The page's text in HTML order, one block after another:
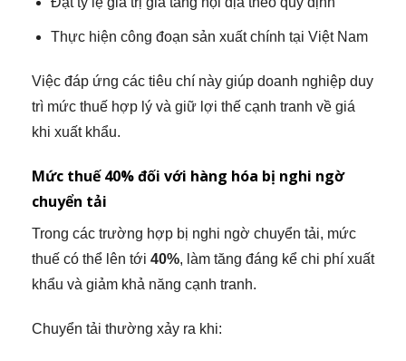
Thực hiện công đoạn sản xuất chính tại Việt Nam
Việc đáp ứng các tiêu chí này giúp doanh nghiệp duy
trì mức thuế hợp lý và giữ lợi thế cạnh tranh về giá
khi xuất khẩu.
Mức thuế 40% đối với hàng hóa bị nghi ngờ
chuyển tải
Trong các trường hợp bị nghi ngờ chuyển tải, mức
thuế có thể lên tới 40%, làm tăng đáng kể chi phí xuất
khẩu và giảm khả năng cạnh tranh.
Chuyển tải thường xảy ra khi: